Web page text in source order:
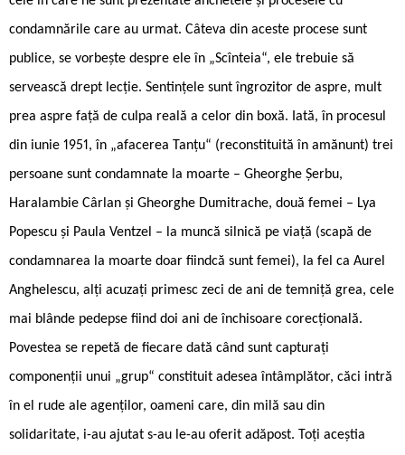
condamnările care au urmat. Câteva din aceste procese sunt
publice, se vorbește despre ele în „Scînteia“, ele trebuie să
servească drept lecție. Sentințele sunt îngrozitor de aspre, mult
prea aspre față de culpa reală a celor din boxă. Iată, în procesul
din iunie 1951, în „afacerea Tanțu“ (reconstituită în amănunt) trei
persoane sunt condamnate la moarte – Gheorghe Șerbu,
Haralambie Cârlan și Gheorghe Dumitrache, două femei – Lya
Popescu și Paula Ventzel – la muncă silnică pe viață (scapă de
condamnarea la moarte doar fiindcă sunt femei), la fel ca Aurel
Anghelescu, alți acuzați primesc zeci de ani de temniță grea, cele
mai blânde pedepse fiind doi ani de închisoare corecțională.
Povestea se repetă de fiecare dată când sunt capturați
componenții unui „grup“ constituit adesea întâmplător, căci intră
în el rude ale agenților, oameni care, din milă sau din
solidaritate, i-au ajutat s-au le-au oferit adăpost. Toți aceștia